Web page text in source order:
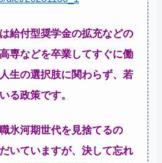
給付型奨学金の拡充などの
専などを卒業してすぐに働
生の選択肢に関わらず、若
る政策です。
氷河期世代を見捨てるの
いていますが、決して忘れ